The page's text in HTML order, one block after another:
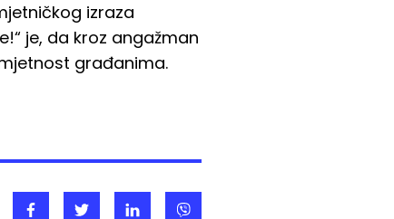
izraza
je, da kroz angažman
građanima.